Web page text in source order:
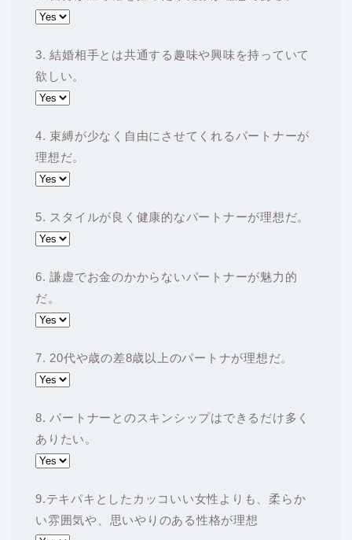
3. 結婚相手とは共通する趣味や興味を持っていて
欲しい。
4. 束縛が少なく自由にさせてくれるパートナーが
理想だ。
5. スタイルが良く健康的なパートナーが理想だ。
6. 謙虚でお金のかからないパートナーが魅力的
だ。
7. 20代や歳の差8歳以上のパートナが理想だ。
8. パートナーとのスキンシップはできるだけ多く
ありたい。
9.テキパキとしたカッコいい女性よりも、柔らか
い雰囲気や、思いやりのある性格が理想